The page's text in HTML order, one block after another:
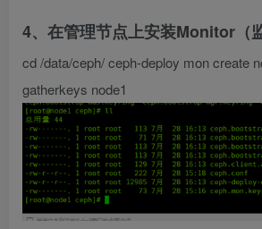
4、在管理节点上安装Monitor（
cd /data/ceph/ ceph-deploy mon create
gatherkeys node1